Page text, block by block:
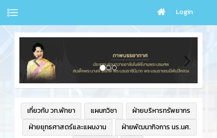
Login
เกี่ยวกับ วท.พัทยา แผนกวิชา
ฝ่ายบริหารทรัพยากร
ฝ่ายยุทธศาสตร์และแผนงาน
ฝ่ายพัฒนากิจการ นร.นศ.